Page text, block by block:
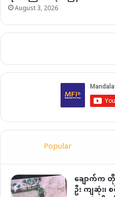
August 3, 2026
Popular
ချောက်က
ဦး ကျဆုံး